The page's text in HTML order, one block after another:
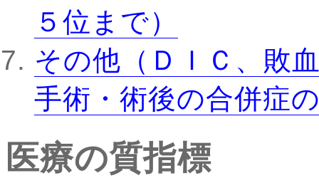
５位まで）
その他（ＤＩＣ、敗
手術・術後の合併症
医療の質指標